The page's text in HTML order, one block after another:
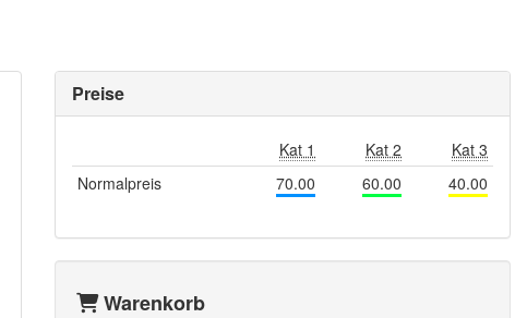
Preise
Kat 1 Kat 2
Kat 3
Normalpreis
70.00 60.00 40.00
Warenkorb